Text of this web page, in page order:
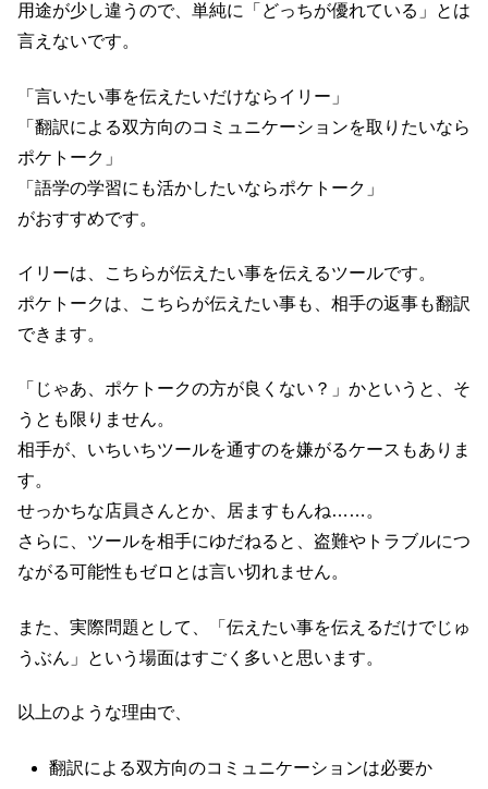
用途が少し違うので、単純に「どっちが優れている」とは
言えないです。
「言いたい事を伝えたいだけならイリー」
「翻訳による双方向のコミュニケーションを取りたいなら
ポケトーク」
「語学の学習にも活かしたいならポケトーク」
がおすすめです。
イリーは、こちらが伝えたい事を伝えるツールです。
ポケトークは、こちらが伝えたい事も、相手の返事も翻訳
できます。
「じゃあ、ポケトークの方が良くない？」かというと、そ
うとも限りません。
相手が、いちいちツールを通すのを嫌がるケースもありま
す。
せっかちな店員さんとか、居ますもんね……。
さらに、ツールを相手にゆだねると、盗難やトラブルにつ
ながる可能性もゼロとは言い切れません。
また、実際問題として、「伝えたい事を伝えるだけでじゅ
うぶん」という場面はすごく多いと思います。
以上のような理由で、
翻訳による双方向のコミュニケーションは必要か